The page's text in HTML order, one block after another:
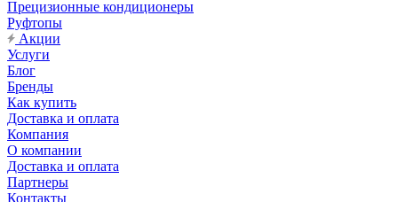
Прецизионные кондиционеры
Руфтопы
Акции
Услуги
Блог
Бренды
Как купить
Доставка и оплата
Компания
О компании
Доставка и оплата
Партнеры
Контакты